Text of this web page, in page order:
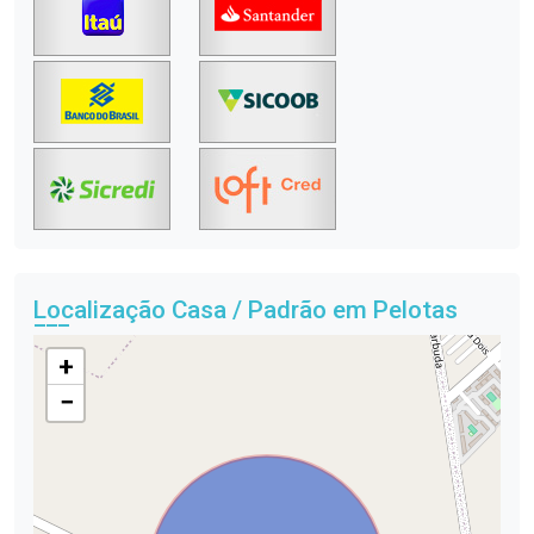
Localização Casa / Padrão em Pelotas
+
−